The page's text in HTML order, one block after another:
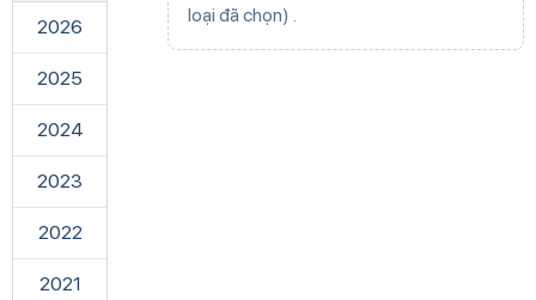
2026
2025
2024
2023
2022
2021
loại đã chọn) .